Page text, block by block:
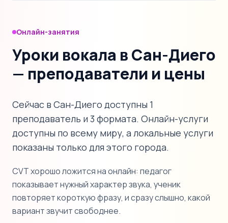
Онлайн-занятия
Уроки вокала в Сан-Диего
— преподаватели и цены
Сейчас в Сан-Диего доступны 1
преподаватель и 3 формата. Онлайн-услуги
доступны по всему миру, а локальные услуги
показаны только для этого города.
CVT хорошо ложится на онлайн: педагог
показывает нужный характер звука, ученик
повторяет короткую фразу, и сразу слышно, какой
вариант звучит свободнее.